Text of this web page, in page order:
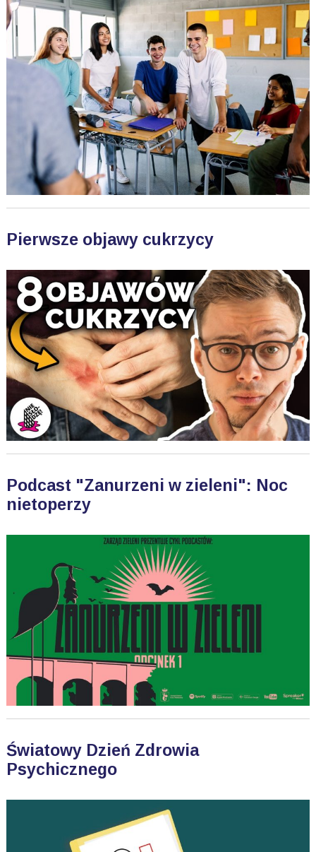
Pierwsze objawy cukrzycy
Podcast "Zanurzeni w zieleni": Noc
nietoperzy
Światowy Dzień Zdrowia
Psychicznego